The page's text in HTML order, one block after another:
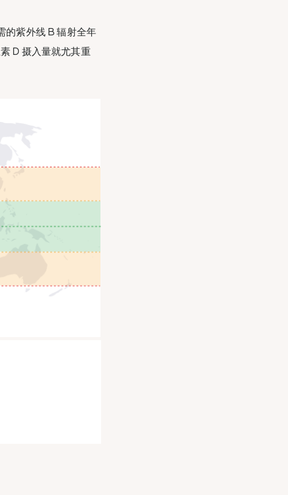
的紫外线 B 辐射全年
D 摄入量就尤其重